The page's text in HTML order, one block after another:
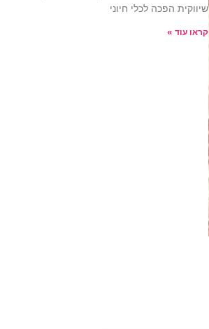
שיווקית הפכה לכלי חיוני
קראו עוד »